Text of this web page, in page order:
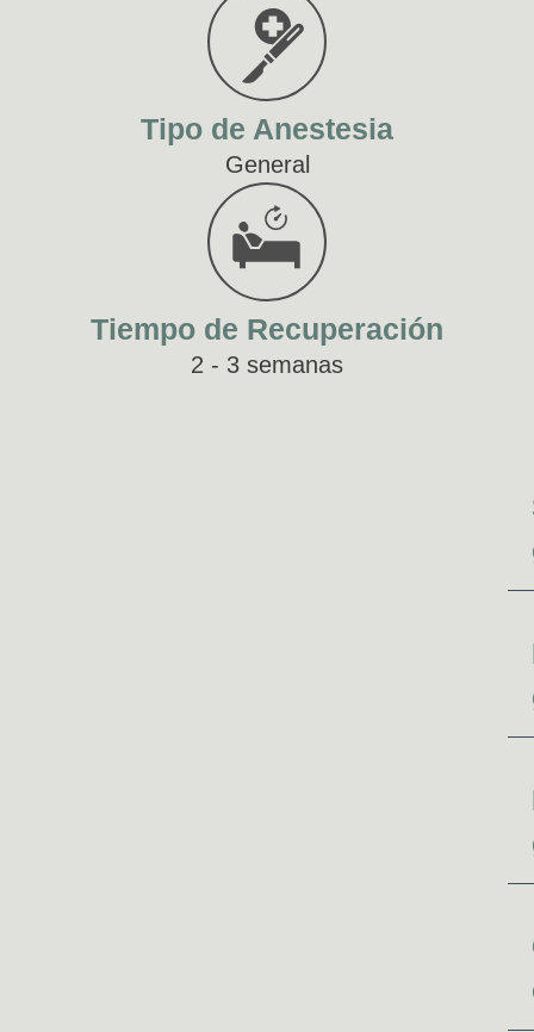
Tipo de Anestesia
General
Tiempo de Recuperación
2 - 3 semanas